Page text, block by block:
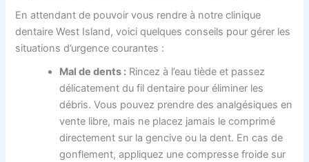
En attendant de pouvoir vous rendre à notre clinique
dentaire West Island, voici quelques conseils pour gérer les
situations d’urgence courantes :
Mal de dents : Rincez à l’eau tiède et passez
délicatement du fil dentaire pour éliminer les
débris. Vous pouvez prendre des analgésiques en
vente libre, mais ne placez jamais le comprimé
directement sur la gencive ou la dent. En cas de
gonflement, appliquez une compresse froide sur